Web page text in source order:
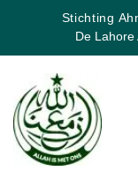
Stichting
De Lahore